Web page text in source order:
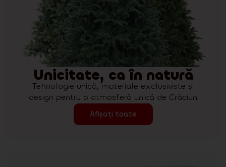
Unicitate, ca în natură
Tehnologie unică, materiale exclusiviste și
design pentru o atmosferă unică de Crăciun
Afișați toate